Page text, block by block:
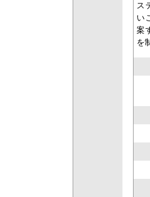
ス
い
案
を